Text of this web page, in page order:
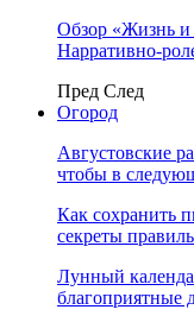
Обзор «Жизнь и
Нарративно-
Пред След
Огород
Августовские
чтобы в
Как сохранить
секреты
Лунный
благоприятные